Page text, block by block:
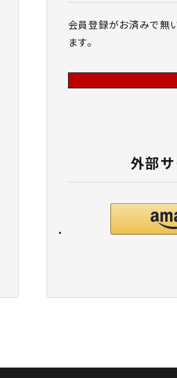
会員登録がお済みで無
ます。
外部